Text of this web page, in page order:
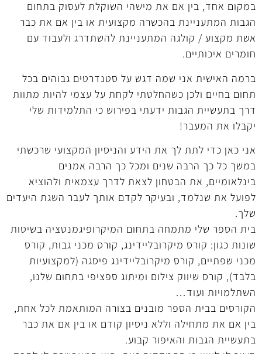
במקום אחד, בין אם את מישהי השוקלת לעסוק בתחום
הגבות המתעניינת בהכשרה מקצועית או בין אם את כבר
אשת מקצוע / קולגה המתעניינת להשתדרג ולעבוד עם
חומרים איכותיים.
ברמה האישית אני שמה דגש על סטנדרטים גבוהים בכל
תחום בחיים ולכן כשהחלטתי לקחת על עצמי להיות מתוות
דרך בתעשיית הגבות ידעתי בפירוש כי התלמידות שלי
יקבלו את המעבר!
אני כאן כדי לתת לך את הידע והניסיון המקצועי שרכשתי
במשך כל כך הרבה שנים ומכל כך הרבה אמנים
בינלאומיים, את הבטחון לצאת לדרך עצמאית ולהוציא
לפועל את שנלמד, ובעיקר לקדם אותך לעבר השגת היעדים
שלך.
בית הספר שלי מתמחה בתחום המיקרופיגמנטציה בשיטות
שונות כגון: קורס מיקרובליידינג, קורס מכני גבות, קורס
מכני שפתיים, קורס מיקרובליידינג פיסגה (למקצועיות
בלבד), קורס שיווק צילום ומיתוג ספציפי בתחום שלנו,
השתלמויות ועוד…
הקורסים בבית הספר מובנים בצורה המותאמת לכל אחת,
בין אם את מתחילה וללא ניסיון קודם או בין אם את כבר
בתעשיית הגבות והאיפור קבוע.